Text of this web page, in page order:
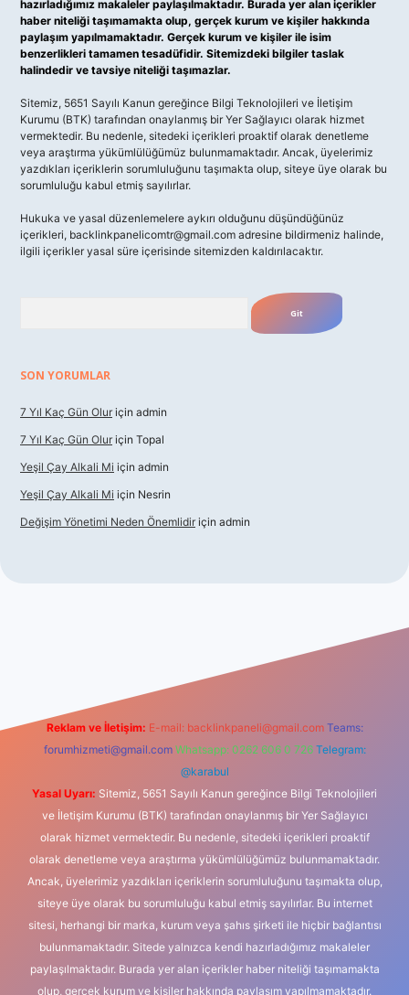
hazırladığımız makaleler paylaşılmaktadır. Burada yer alan içerikler
haber niteliği taşımamakta olup, gerçek kurum ve kişiler hakkında
paylaşım yapılmamaktadır. Gerçek kurum ve kişiler ile isim
benzerlikleri tamamen tesadüfidir. Sitemizdeki bilgiler taslak
halindedir ve tavsiye niteliği taşımazlar.
Sitemiz, 5651 Sayılı Kanun gereğince Bilgi Teknolojileri ve İletişim
Kurumu (BTK) tarafından onaylanmış bir Yer Sağlayıcı olarak hizmet
vermektedir. Bu nedenle, sitedeki içerikleri proaktif olarak denetleme
veya araştırma yükümlülüğümüz bulunmamaktadır. Ancak, üyelerimiz
yazdıkları içeriklerin sorumluluğunu taşımakta olup, siteye üye olarak bu
sorumluluğu kabul etmiş sayılırlar.
Hukuka ve yasal düzenlemelere aykırı olduğunu düşündüğünüz
içerikleri, backlinkpanelicomtr@gmail.com adresine bildirmeniz halinde,
ilgili içerikler yasal süre içerisinde sitemizden kaldırılacaktır.
SON YORUMLAR
7 Yıl Kaç Gün Olur için admin
7 Yıl Kaç Gün Olur için Topal
Yeşil Çay Alkali Mi için admin
Yeşil Çay Alkali Mi için Nesrin
Değişim Yönetimi Neden Önemlidir için admin
Reklam ve İletişim: E-mail: backlinkpaneli@gmail.com Teams:
forumhizmeti@gmail.com Whatsapp: 0262 606 0 726 Telegram:
@karabul
Yasal Uyarı: Sitemiz, 5651 Sayılı Kanun gereğince Bilgi Teknolojileri
ve İletişim Kurumu (BTK) tarafından onaylanmış bir Yer Sağlayıcı
olarak hizmet vermektedir. Bu nedenle, sitedeki içerikleri proaktif
olarak denetleme veya araştırma yükümlülüğümüz bulunmamaktadır.
Ancak, üyelerimiz yazdıkları içeriklerin sorumluluğunu taşımakta olup,
siteye üye olarak bu sorumluluğu kabul etmiş sayılırlar. Bu internet
sitesi, herhangi bir marka, kurum veya şahıs şirketi ile hiçbir bağlantısı
bulunmamaktadır. Sitede yalnızca kendi hazırladığımız makaleler
paylaşılmaktadır. Burada yer alan içerikler haber niteliği taşımamakta
olup, gerçek kurum ve kişiler hakkında paylaşım yapılmamaktadır.